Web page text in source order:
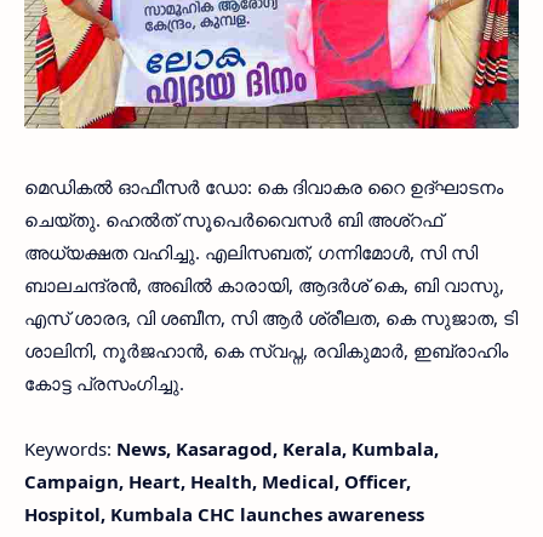
മെഡികല്‍ ഓഫീസര്‍ ഡോ: കെ ദിവാകര റൈ ഉദ്ഘാടനം
ചെയ്തു. ഹെല്‍ത് സൂപെര്‍വൈസര്‍ ബി അശ്റഫ്
അധ്യക്ഷത വഹിച്ചു. എലിസബത്, ഗന്നിമോള്‍, സി സി
ബാലചന്ദ്രന്‍, അഖില്‍ കാരായി, ആദര്‍ശ് കെ, ബി വാസു,
എസ് ശാരദ, വി ശബീന, സി ആര്‍ ശ്രീലത, കെ സുജാത, ടി
ശാലിനി, നൂര്‍ജഹാന്‍, കെ സ്വപ്ന, രവികുമാര്‍, ഇബ്രാഹിം
കോട്ട പ്രസംഗിച്ചു.
Keywords: News, Kasaragod, Kerala, Kumbala,
Campaign, Heart, Health, Medical, Officer,
Hospitol, Kumbala CHC launches awareness